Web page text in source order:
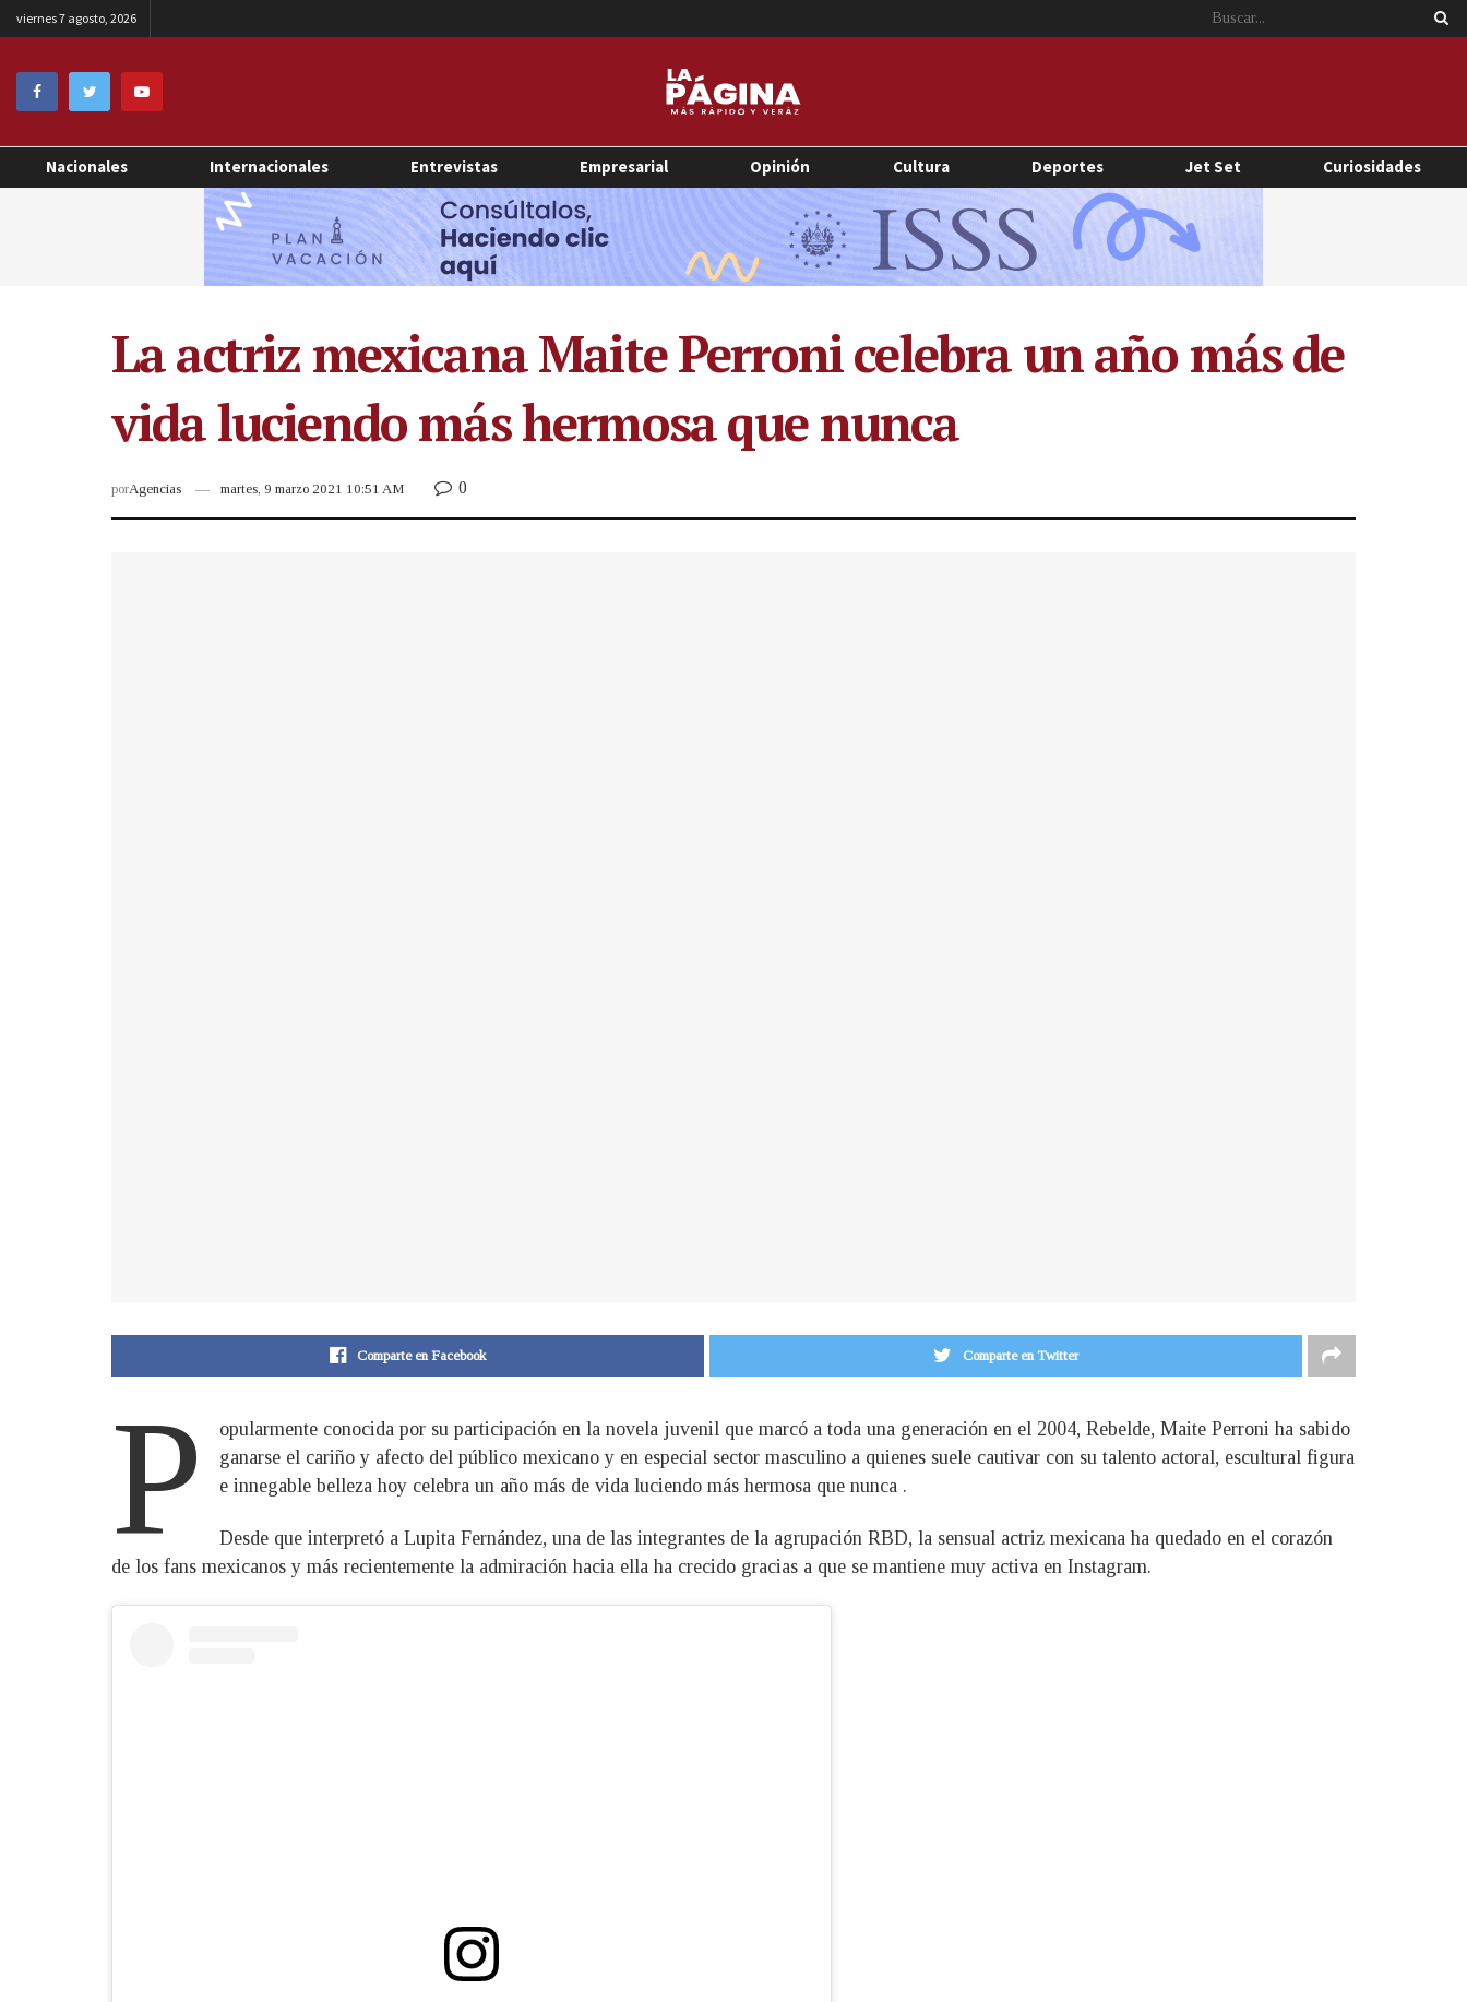
viernes 7 agosto, 2026
Nacionales Internacionales Entrevistas Empresarial Opinión Cultura Deportes Jet Set Curiosidades
La actriz mexicana Maite Perroni celebra un año más de
vida luciendo más hermosa que nunca
porAgencias martes, 9 marzo 2021 10:51 AM 0
Comparte en Facebook Comparte en Twitter
P
opularmente conocida por su participación en la novela juvenil que marcó a toda una generación en el 2004, Rebelde, Maite Perroni ha sabido
ganarse el cariño y afecto del público mexicano y en especial sector masculino a quienes suele cautivar con su talento actoral, escultural figura
e innegable belleza hoy celebra un año más de vida luciendo más hermosa que nunca .
Desde que interpretó a Lupita Fernández, una de las integrantes de la agrupación RBD, la sensual actriz mexicana ha quedado en el corazón
de los fans mexicanos y más recientemente la admiración hacia ella ha crecido gracias a que se mantiene muy activa en Instagram.